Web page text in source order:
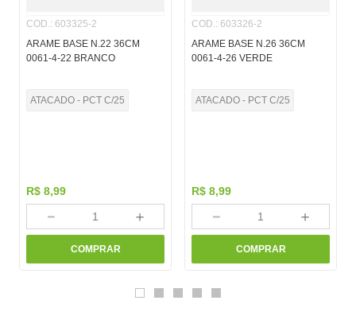
COD.: 603325-2
ARAME BASE N.22 36CM
0061-4-22 BRANCO
ATACADO - PCT C/25
R$ 8,99
＋
－
COMPRAR
COD.: 603326-2
ARAME BASE N.26 36CM
0061-4-26 VERDE
ATACADO - PCT C/25
R$ 8,99
＋
－
COMPRAR